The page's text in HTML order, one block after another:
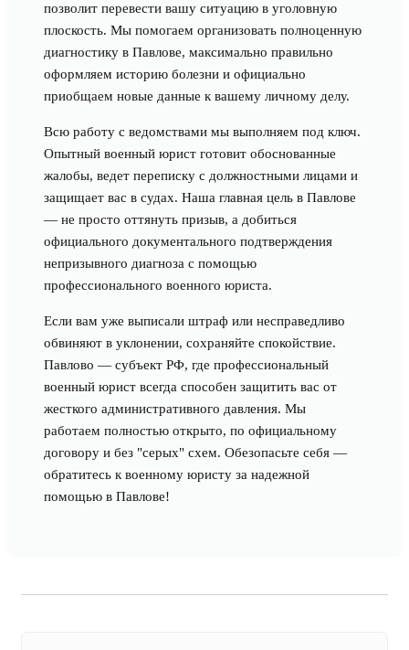
позволит перевести вашу ситуацию в уголовную
плоскость. Мы помогаем организовать полноценную
диагностику в Павлове, максимально правильно
оформляем историю болезни и официально
приобщаем новые данные к вашему личному делу.
Всю работу с ведомствами мы выполняем под ключ.
Опытный военный юрист готовит обоснованные
жалобы, ведет переписку с должностными лицами и
защищает вас в судах. Наша главная цель в Павлове
— не просто оттянуть призыв, а добиться
официального документального подтверждения
непризывного диагноза с помощью
профессионального военного юриста.
Если вам уже выписали штраф или несправедливо
обвиняют в уклонении, сохраняйте спокойствие.
Павлово — субъект РФ, где профессиональный
военный юрист всегда способен защитить вас от
жесткого административного давления. Мы
работаем полностью открыто, по официальному
договору и без "серых" схем. Обезопасьте себя —
обратитесь к военному юристу за надежной
помощью в Павлове!